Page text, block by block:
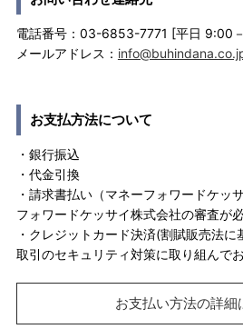
電話番号：03-6853-7771 [平日 9:00
メールアドレス：
お支払方法について
・銀行振込
・代金引換
・請求書払い（マネーフォワードケッ
フォワードケッサイ株式会社の審査が必
・クレジットカード決済(割賦販売法
取引のセキュリティ対策に取り組んで
お支払い方法の詳細